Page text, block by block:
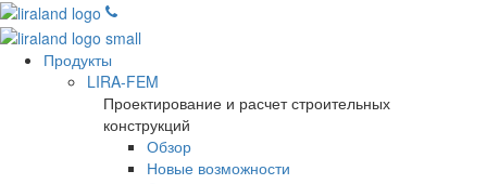
Продукты
LIRA-FEM
Проектирование и расчет строительных
конструкций
Обзор
Новые возможности